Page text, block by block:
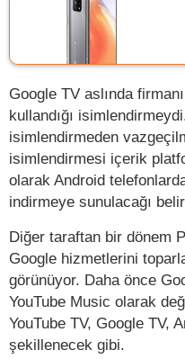
Google TV aslında
kullandığı
isimlendirmeden
isimlendirmesi içerik
olarak Android
indirmeye sunulacağı
Diğer taraftan bir dönem
Google hizmetlerini
görünüyor. Daha önce
YouTube Music olarak
YouTube TV, Google TV,
şekillenecek gibi.